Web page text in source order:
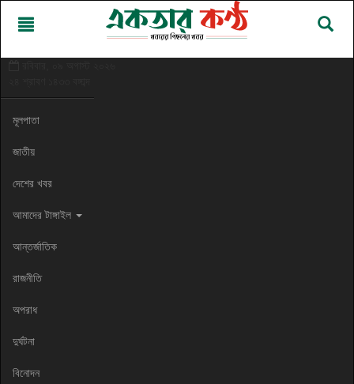
মূলপাতা
জাতীয়
দেশের খবর
আমাদের টাঙ্গাইল
আন্তর্জাতিক
রাজনীতি
অপরাধ
দুর্ঘটনা
বিনোদন